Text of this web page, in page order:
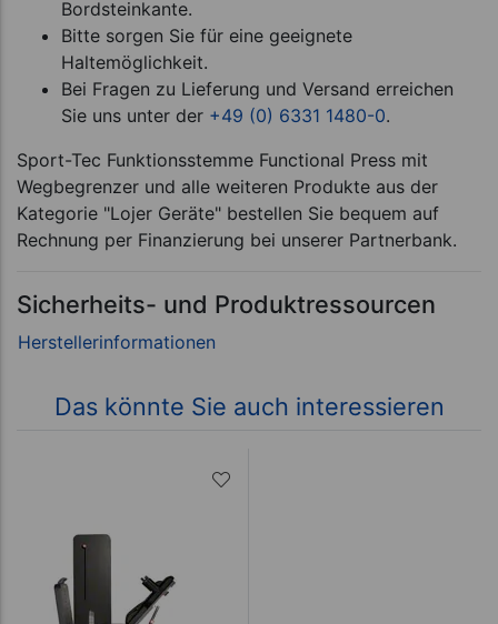
Bordsteinkante.
Bitte sorgen Sie für eine geeignete
Haltemöglichkeit.
Bei Fragen zu Lieferung und Versand erreichen
Sie uns unter der +49 (0) 6331 1480-0.
Sport-Tec Funktionsstemme Functional Press mit
Wegbegrenzer und alle weiteren Produkte aus der
Kategorie "Lojer Geräte" bestellen Sie bequem auf
Rechnung per Finanzierung bei unserer Partnerbank.
Sicherheits- und Produktressourcen
Das könnte Sie auch interessieren